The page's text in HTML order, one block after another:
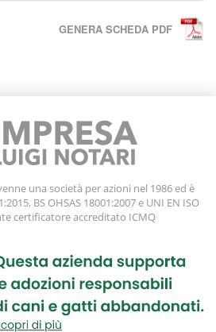
GENERA SCHEDA PDF
una società per azioni nel 1986 ed è
BS OHSAS 18001:2007 e UNI EN ISO
certificatore accreditato ICMQ